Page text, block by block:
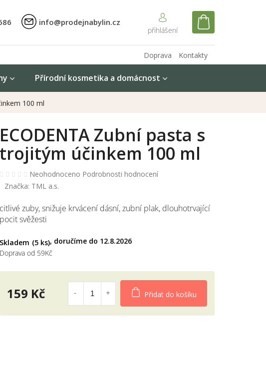
info@prodejnabylin.cz
NÁKUPNÍ
Kontakty
Doprava
Přírodní kosmetika a domácnost
100 ml
Skladem (5 ks) 12.8.2026
citlivé zuby, snižuje krvácení dásní, zubní plak, dlouhotrvající
pocit svěžesti
ECODENTA Zubní pasta s
trojitým účinkem 100 ml
Průměrné
hodnocení
0,0
z
hvězdiček.
Neohodnoceno Podrobnosti hodnocení
Značka: TML a.s.
Doprava od 59Kč
159 Kč Přidat do košíku